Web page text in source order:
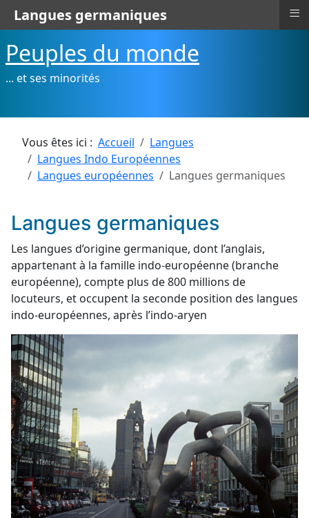
Peuples du monde
... et ses minorités
Vous êtes ici : Accueil
Langues
Langues Indo Européennes
Langues européennes
Langues germaniques
Langues germaniques
Les langues d’origine germanique, dont l’anglais,
appartenant à la famille indo-européenne (branche
européenne), compte plus de 800 millions de
locuteurs, et occupent la seconde position des langues
indo-européennes, après l’indo-aryen
Langues germaniques ≡